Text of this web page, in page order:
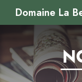
Domaine La